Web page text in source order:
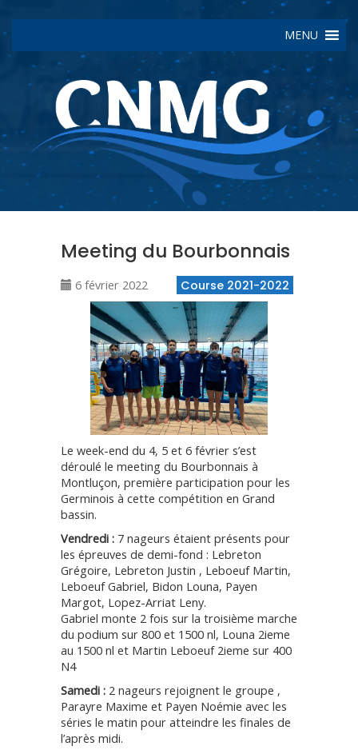
MENU
Meeting du Bourbonnais
6 février 2022 Course 2021-2022
Le week-end du 4, 5 et 6 février s’est
déroulé le meeting du Bourbonnais à
Montluçon, première participation pour les
Germinois à cette compétition en Grand
bassin.
Vendredi : 7 nageurs étaient présents pour
les épreuves de demi-fond : Lebreton
Grégoire, Lebreton Justin , Leboeuf Martin,
Leboeuf Gabriel, Bidon Louna, Payen
Margot, Lopez-Arriat Leny.
Gabriel monte 2 fois sur la troisième marche
du podium sur 800 et 1500 nl, Louna 2ieme
au 1500 nl et Martin Leboeuf 2ieme sur 400
N4
Samedi : 2 nageurs rejoignent le groupe ,
Parayre Maxime et Payen Noémie avec les
séries le matin pour atteindre les finales de
l’après midi.